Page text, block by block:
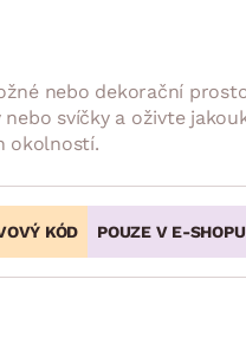
nebo dekorační
svíčky a oživte
okolností.
KÓD POUZE V E-SHOPU